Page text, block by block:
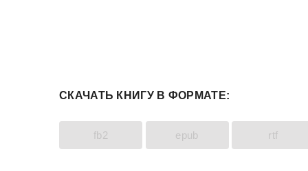
СКАЧАТЬ КНИГУ В ФОРМАТЕ:
fb2 epub rtf